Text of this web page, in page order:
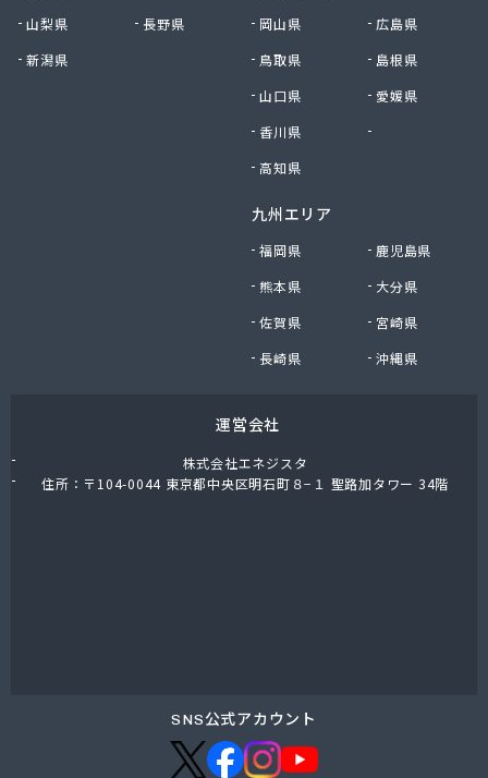
津吹商店
津田商店
田邊工業株式会社 佐野工場
田邊工業株式会社 足利営業所
東京ガスエネルギー株式会社 宇都宮サービスセン
東上ガス株式会社 真岡営業所
東上ガス株式会社 那須営業所
栃木液化ガス株式会社
栃木県プロパンガス商業協同組合
栃木石油株式会社 本社
日東瓦斯株式会社 南河内営業所
日本ガス株式会社 宇都宮営業所
山梨県
長野県
新潟県
岡山県
広島県
鳥取県
島根県
山口県
愛媛県
香川県
高知県
九州エリア
福岡県
鹿児島県
熊本県
大分県
佐賀県
宮崎県
長崎県
沖縄県
運営会社
株式会社エネジスタ
住所：〒104-0044 東京都中央区明石町８−１ 聖路加タワー 34階
SNS公式アカウント